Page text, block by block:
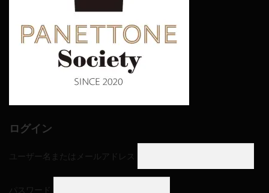
ログイン
ユーザー名またはメールアドレス
パスワード